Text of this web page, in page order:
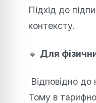
Підхід до
контексту.
🔹 Для
Відповідно до
Тому в